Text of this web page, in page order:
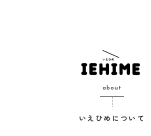
about
いえひめについて